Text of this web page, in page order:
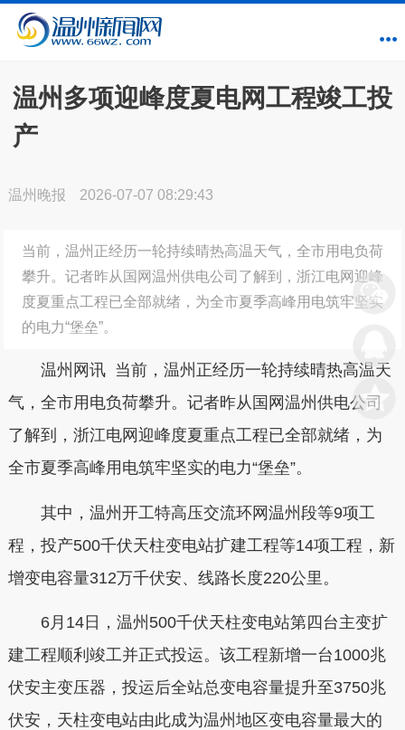
温州多项迎峰度夏电网工程竣工投
产
温州晚报 2026-07-07 08:29:43
当前，温州正经历一轮持续晴热高温天气，全市用电负荷
攀升。记者昨从国网温州供电公司了解到，浙江电网迎峰
度夏重点工程已全部就绪，为全市夏季高峰用电筑牢坚实
的电力“堡垒”。
温州网讯 当前，温州正经历一轮持续晴热高温天
气，全市用电负荷攀升。记者昨从国网温州供电公司
了解到，浙江电网迎峰度夏重点工程已全部就绪，为
全市夏季高峰用电筑牢坚实的电力“堡垒”。
其中，温州开工特高压交流环网温州段等9项工
程，投产500千伏天柱变电站扩建工程等14项工程，新
增变电容量312万千伏安、线路长度220公里。
6月14日，温州500千伏天柱变电站第四台主变扩
建工程顺利竣工并正式投运。该工程新增一台1000兆
伏安主变压器，投运后全站总变电容量提升至3750兆
伏安，天柱变电站由此成为温州地区变电容量最大的